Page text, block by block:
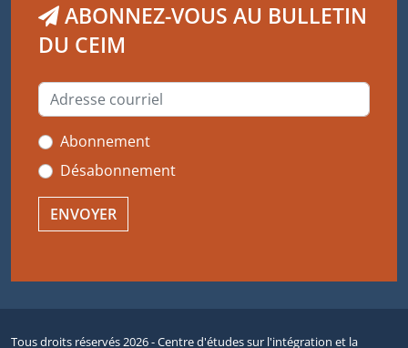
ABONNEZ-VOUS AU BULLETIN
DU CEIM
Abonnement
Désabonnement
Tous droits réservés 2026 - Centre d'études sur l'intégration et la